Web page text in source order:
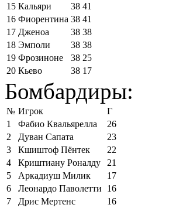
15 Кальяри 38 41
16 Фиорентина 38 41
17 Дженоа 38 38
18 Эмполи 38 38
19 Фрозиноне 38 25
20 Кьево 38 17
Бомбардиры:
№ Игрок
Г
1
Фабио Квальярелла
26
2
Дуван Сапата
23
3
Кшиштоф Пёнтек
22
4
Криштиану Роналду
21
5
Аркадиуш Милик
17
6
Леонардо Паволетти
16
7
Дрис Мертенс
16